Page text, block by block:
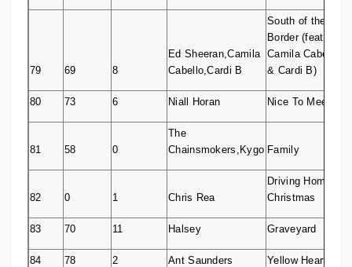
79 69 8
Ed Sheeran,Camila
Cabello,Cardi B
South of the
Border (feat.
Camila Cabello
& Cardi B)
80 73 6 Niall Horan Nice To Meet Ya
81 58 0
The
Chainsmokers,Kygo Family
82 0 1 Chris Rea
Driving Home for
Christmas
83 70 11 Halsey Graveyard
84 78 2 Ant Saunders Yellow Hearts